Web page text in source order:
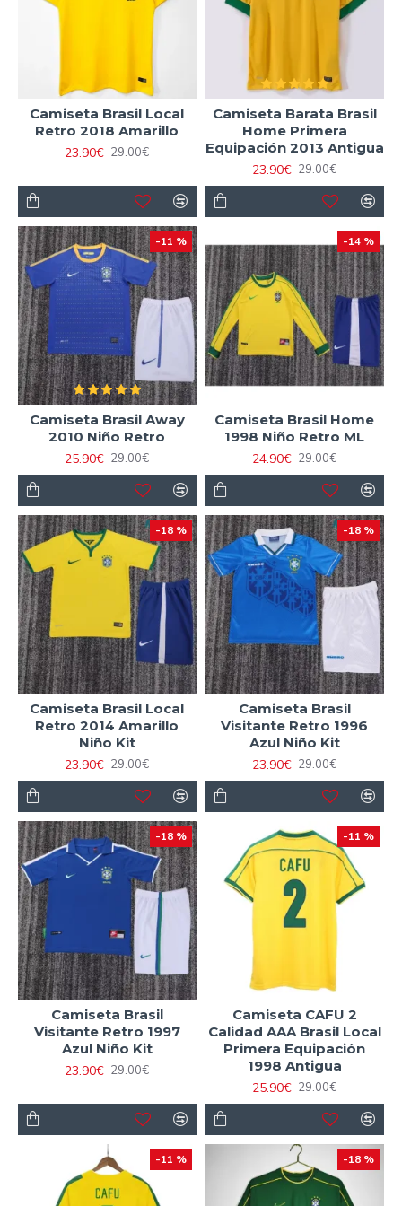
equipaciones niños
en stock, listos para que toda la
familia celebre la historia de Brasil. Equípate con las
camisetas futbol réplicas
y lleva el ritmo del futbol
brasileño contigo.
Camiseta Brasil Local
Retro 2018 Amarillo
23.90€ 29.00€
Camiseta Barata Brasil
Home Primera
Equipación 2013 Antigua
23.90€ 29.00€
-11 %
Camiseta Brasil Away
2010 Niño Retro
25.90€ 29.00€
-14 %
Camiseta Brasil Home
1998 Niño Retro ML
24.90€ 29.00€
-18 %
Camiseta Brasil Local
Retro 2014 Amarillo
Niño Kit
23.90€ 29.00€
-18 %
Camiseta Brasil
Visitante Retro 1996
Azul Niño Kit
23.90€ 29.00€
-18 %
Camiseta Brasil
Visitante Retro 1997
Azul Niño Kit
23.90€ 29.00€
-11 %
Camiseta CAFU 2
Calidad AAA Brasil Local
Primera Equipación
1998 Antigua
25.90€ 29.00€
-11 % -18 %